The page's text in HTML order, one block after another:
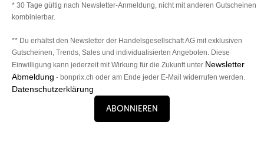
* 30 Tage gültig nach Newsletter-Anmeldung, nicht mit anderen Gutscheinen
kombinierbar.
** Du erhältst den Newsletter der Handelsgesellschaft AG mit exklusiven
Gutscheinen, Trends, Sales und individualisierten Angeboten. Diese
Einwilligung kann jederzeit mit Wirkung für die Zukunft unter Newsletter
Abmeldung - bonprix.ch oder am Ende jeder E-Mail widerrufen werden.
Datenschutzerklärung
Abonnieren